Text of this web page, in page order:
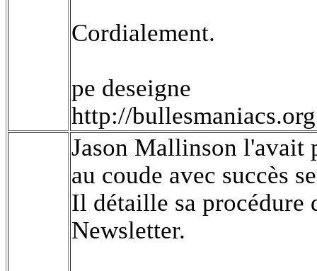
Cordialement.
pe deseigne
http://bullesmaniacs.org
Jason Mallinson l'avait
au coude avec succès
Il détaille sa procédure
Newsletter.